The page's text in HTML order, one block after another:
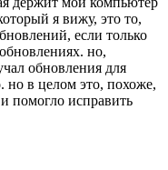
я вижу, это то,
если только
но,
обновления для
но в целом это, похоже,
помогло исправить